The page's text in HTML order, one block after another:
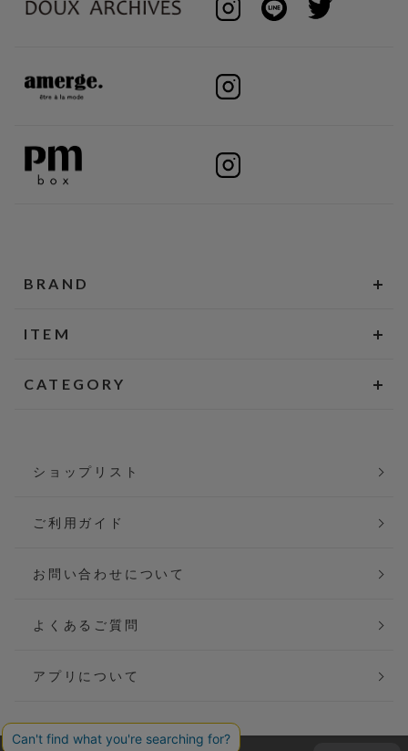
BRAND
ITEM
CATEGORY
ショップリスト
ご利用ガイド
お問い合わせについて
よくあるご質問
アプリについて